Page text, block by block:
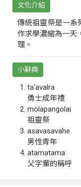
文化介紹
傳統祖靈祭是一系
作求學濃縮為一天
理。
小辭典
ta‘avalra
勇士成年禮
molapangolai
祖靈祭
asavasavahe
男性青年
atamatama
父字輩的稱呼